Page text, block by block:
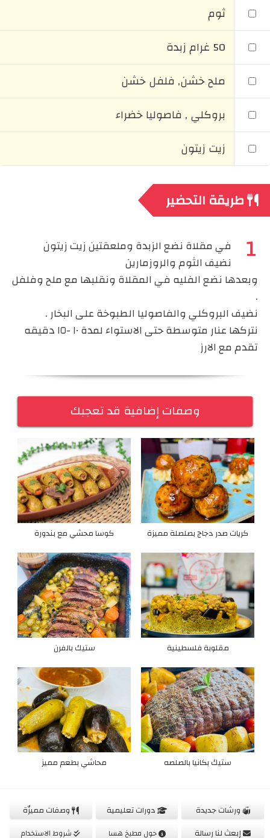
ثوم
50 غرام زبدة
ملح خشن, فلفل خشن
بروكلي , فاصوليا خضراء
زيت زيتون
طريقة التحضير
في مقلاة نضع الزبدة وملعقتين زيت زيتون
نضيف الثوم والروزمارين
وبعدها نضع الفليه في المقلاة ونقلبها مع ملح وفلفل
.
نضيف البروكلي والفاصوليا الطبوخة على البخار .
نتركها عنار متوسطة حتى الاستواء لمدة ١٠ -١٥ دقيقه
تقدم مع الارز
وصفات إضافية قد تعجبك
كريات صدر دجاج بصلصلة مميزة كوسا محشي مع بندورة
مقلوبة فلسطينية ستيك بالفرن
ستيك بكانيا بالصلصه محاشي بطعم مميز
ورشات جديدة دورات تعليمية
وصفات مميزّة
إبعث لنا رسالة
حول مطبخ هسا شروط الاستخدام